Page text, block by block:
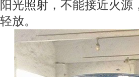
阳光照射，不能接近火源
轻放。